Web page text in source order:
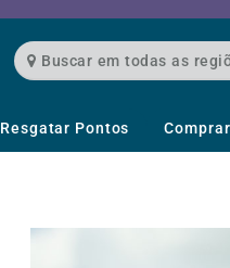
Buscar em todas as
Resgatar Pontos